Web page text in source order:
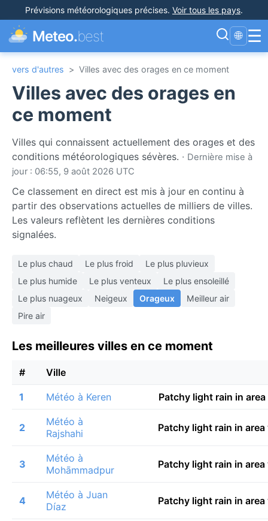
Prévisions météorologiques précises. Voir tous les pays.
Meteo.best 🌐 ☰
vers d'autres > Villes avec des orages en ce moment
Villes avec des orages en
ce moment
Villes qui connaissent actuellement des orages et des
conditions météorologiques sévères. · Dernière mise à
jour : 06:55, 9 août 2026 UTC
Ce classement en direct est mis à jour en continu à
partir des observations actuelles de milliers de villes.
Les valeurs reflètent les dernières conditions
signalées.
Le plus chaud Le plus froid
Le plus pluvieux
Le plus humide
Le plus venteux
Le plus ensoleillé
Le plus nuageux
Neigeux Orageux
Meilleur air
Pire air
Les meilleures villes en ce moment
# Ville
1 Météo à Keren Patchy light rain in
2
Météo à
Rajshahi
Patchy light rain in
3
Météo à
Mohāmmadpur
Patchy light rain in
4
Météo à Juan
Díaz
Patchy light rain in